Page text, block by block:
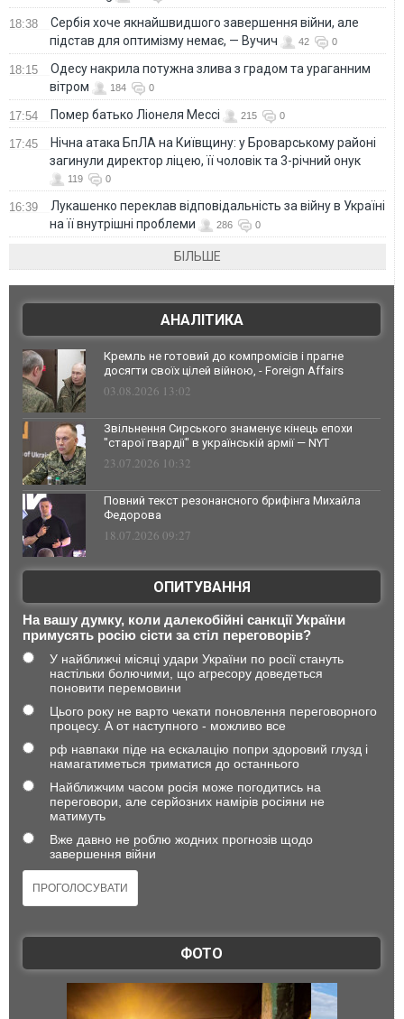
18:38
Сербія хоче якнайшвидшого завершення війни, але
підстав для оптимізму немає, — Вучич
42 0
18:15
Одесу накрила потужна злива з градом та ураганним
вітром
184 0
17:54 Помер батько Ліонеля Мессі 215 0
17:45
Нічна атака БпЛА на Київщину: у Броварському районі
загинули директор ліцею, її чоловік та 3-річний онук
119 0
16:39
Лукашенко переклав відповідальність за війну в Україні
на її внутрішні проблеми
286 0
БІЛЬШЕ
АНАЛІТИКА
Кремль не готовий до компромісів і прагне
досягти своїх цілей війною, - Foreign Affairs
03.08.2026 13:02
Звільнення Сирського знаменує кінець епохи
"старої гвардії" в українській армії — NYT
23.07.2026 10:32
Повний текст резонансного брифінга Михайла
Федорова
18.07.2026 09:27
ОПИТУВАННЯ
На вашу думку, коли далекобійні санкції України
примусять росію сісти за стіл переговорів?
У найближчі місяці удари України по росії стануть
настільки болючими, що агресору доведеться
поновити перемовини
Цього року не варто чекати поновлення переговорного
процесу. А от наступного - можливо все
рф навпаки піде на ескалацію попри здоровий глузд і
намагатиметься триматися до останнього
Найближчим часом росія може погодитись на
переговори, але серйозних намірів росіяни не
матимуть
Вже давно не роблю жодних прогнозів щодо
завершення війни
ФОТО